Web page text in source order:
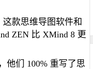
款思维导图软件和
ZEN 比 XMind 8 更
他们 100% 重写了思